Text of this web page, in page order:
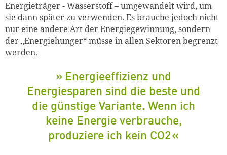
Energieträger - Wasserstoff – umgewandelt wird, um
sie dann später zu verwenden. Es brauche jedoch nicht
nur eine andere Art der Energiegewinnung, sondern
der „Energiehunger“ müsse in allen Sektoren begrenzt
werden.
Energieeffizienz und
Energiesparen sind die beste und
die günstige Variante. Wenn ich
keine Energie verbrauche,
produziere ich kein CO2